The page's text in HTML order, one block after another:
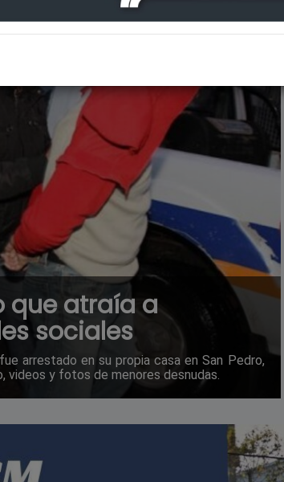
que atraía a
sociales
arrestado en su propia casa en San Pedro,
videos y fotos de menores desnudas.